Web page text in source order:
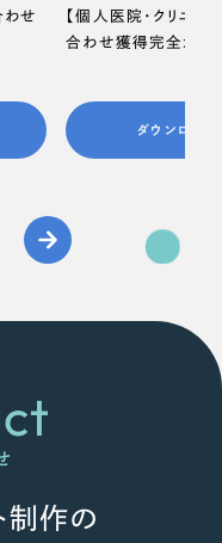
わせ
【個人医院・クリニッ
合わせ獲得完全ガイ
ダウンロード
制作の